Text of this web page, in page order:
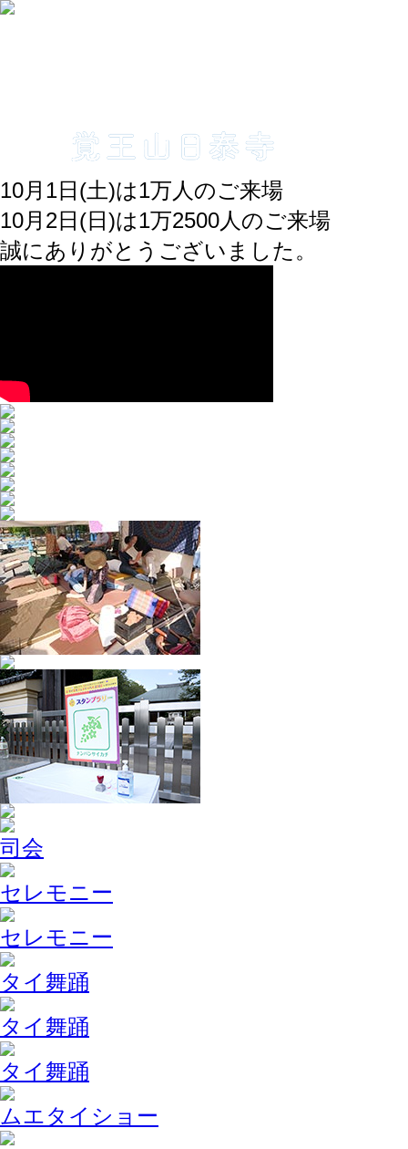
10月1日(土)は1万人のご来場
10月2日(日)は1万2500人のご来場
誠にありがとうございました。
司会
セレモニー
セレモニー
タイ舞踊
タイ舞踊
タイ舞踊
ムエタイショー